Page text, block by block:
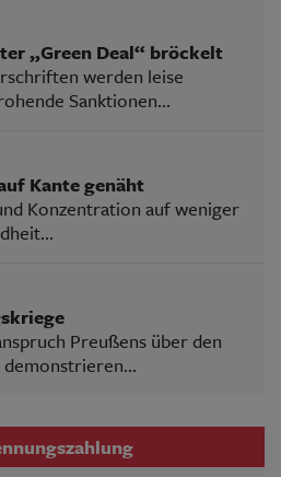
„Green Deal“ bröckelt
werden leise
Sanktionen...
Kante genäht
Konzentration auf weniger
Preußens über den